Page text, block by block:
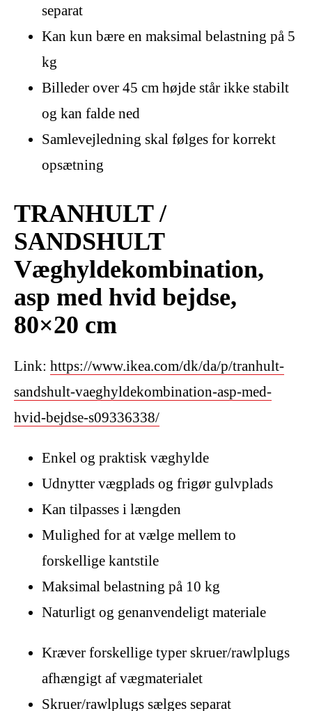
separat
Kan kun bære en maksimal belastning på 5
kg
Billeder over 45 cm højde står ikke stabilt
og kan falde ned
Samlevejledning skal følges for korrekt
opsætning
TRANHULT /
SANDSHULT
Væghyldekombination,
asp med hvid bejdse,
80×20 cm
Link: https://www.ikea.com/dk/da/p/tranhult-
sandshult-vaeghyldekombination-asp-med-
hvid-bejdse-s09336338/
Enkel og praktisk væghylde
Udnytter vægplads og frigør gulvplads
Kan tilpasses i længden
Mulighed for at vælge mellem to
forskellige kantstile
Maksimal belastning på 10 kg
Naturligt og genanvendeligt materiale
Kræver forskellige typer skruer/rawlplugs
afhængigt af vægmaterialet
Skruer/rawlplugs sælges separat